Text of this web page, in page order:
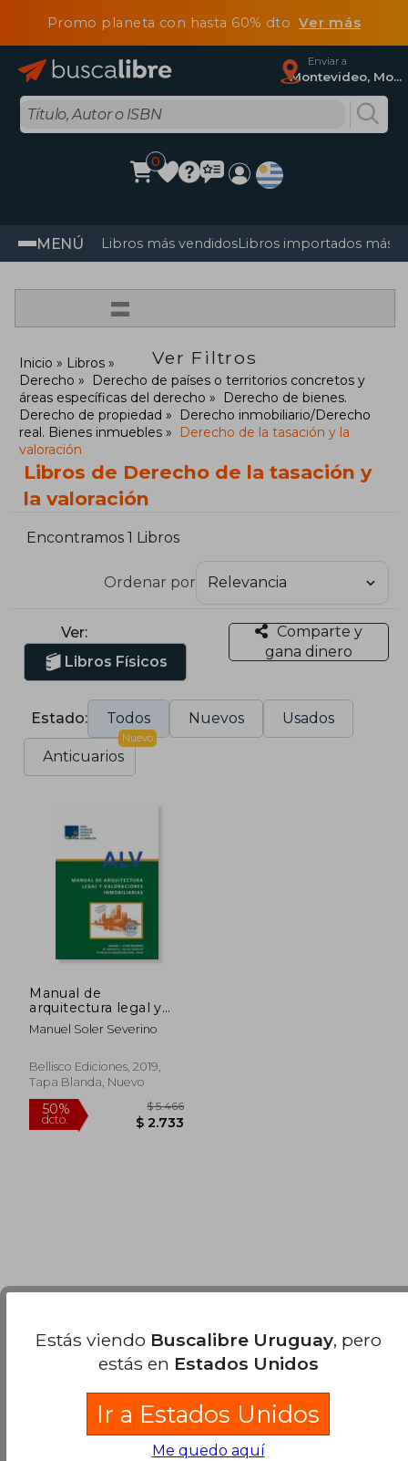
Promo planeta con hasta 60% dtoVer más
Enviar a
Montevideo, Montevideo
0
MENÚ Libros más vendidosLibros importados más
=
Ver Filtros
Inicio
Libros
Derecho
Derecho de países o territorios concretos y
áreas específicas del derecho
Derecho de bienes.
Derecho de propiedad
Derecho inmobiliario/Derecho
real. Bienes inmuebles
Derecho de la tasación y la
valoración
Libros de Derecho de la tasación y
la valoración
Encontramos 1 Libros
Ordenar por
Ver:
Libros Físicos
Comparte y
gana dinero
Estado: Todos Nuevos Usados
Anticuarios
Nuevo
Manual de
arquitectura legal y
valoraciones
inmobiliarias
Manuel Soler Severino
Bellisco Ediciones, 2019,
Tapa Blanda, Nuevo
Nuestras Formas de Pago
Estás viendo Buscalibre Uruguay, pero
estás en Estados Unidos
Ir a Estados Unidos
Me quedo aquí